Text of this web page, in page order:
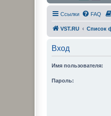
Ссылки FAQ
VST.RU Список
Вход
Имя пользователя:
Пароль: